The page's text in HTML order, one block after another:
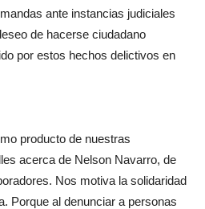
ante instancias judiciales
de hacerse ciudadano
por estos hechos delictivos en
producto de nuestras
acerca de Nelson Navarro, de
Nos motiva la solidaridad
Porque al denunciar a personas